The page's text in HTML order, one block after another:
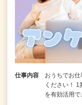
仕事内容
おうちでお
ください！
を有効活用